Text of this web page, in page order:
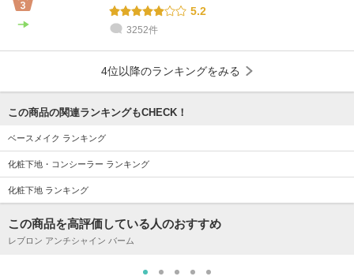
5.2
3252件
4位以降のランキングをみる
この商品の関連ランキングもCHECK！
ベースメイク ランキング
化粧下地・コンシーラー ランキング
化粧下地 ランキング
この商品を高評価している人のおすすめ
レブロン アンチシャイン バーム